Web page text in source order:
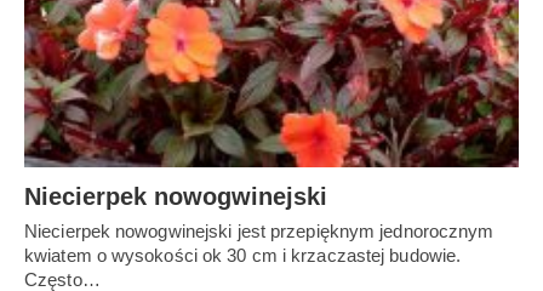
Niecierpek nowogwinejski
Niecierpek nowogwinejski jest przepięknym jednorocznym
kwiatem o wysokości ok 30 cm i krzaczastej budowie.
Często…